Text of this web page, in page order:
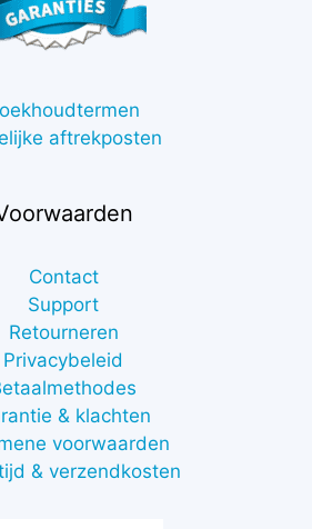
aftrekposten
Contact
Support
Retourneren
Privacybeleid
& klachten
voorwaarden
& verzendkosten